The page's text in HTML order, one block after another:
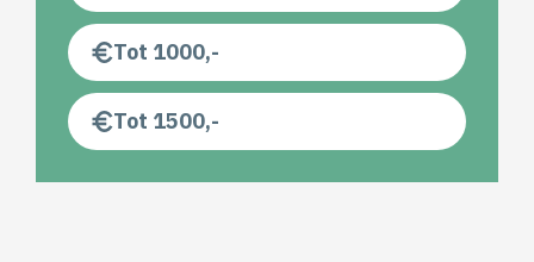
Tot 1000,-
Tot 1500,-